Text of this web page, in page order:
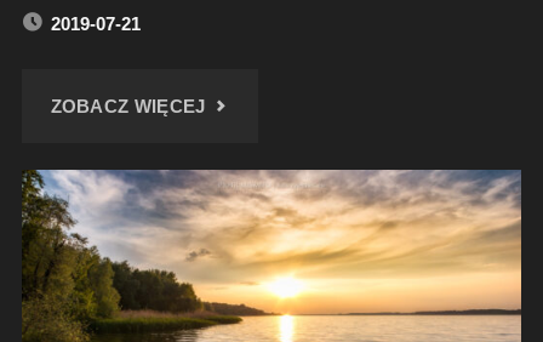
2019-07-21
ZOBACZ WIĘCEJ"OKOLICE